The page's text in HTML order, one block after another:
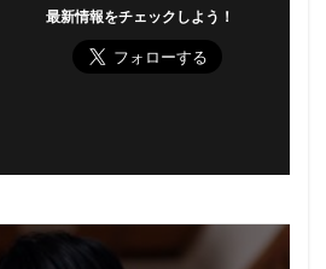
最新情報をチェックしよう！